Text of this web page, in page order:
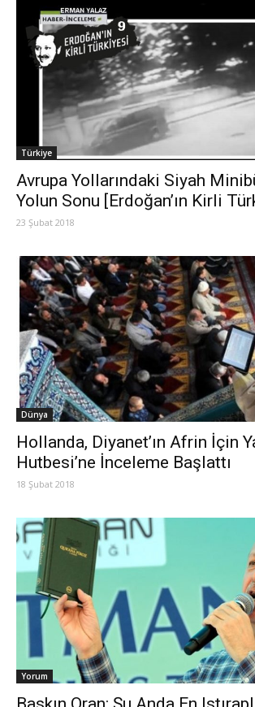
Türkiye
Avrupa Yollarındaki Siyah
Yolun Sonu [Erdoğan’ın Kirli
23 Şubat 2018
Dünya
Hollanda, Diyanet’ın Afrin İçin
Hutbesi’ne İnceleme Başlattı
18 Şubat 2018
Yorum